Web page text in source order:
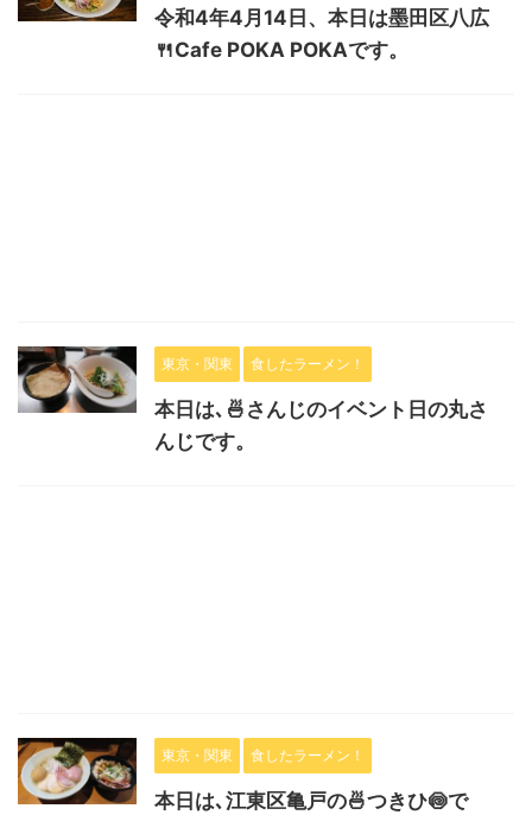
令和4年4月14日、本日は墨田区八広
🍴Cafe POKA POKAです。
東京・関東 食したラーメン！
本日は､🍜さんじのイベント日の丸さ
んじです。
東京・関東 食したラーメン！
本日は､江東区亀戸の🍜つきひ🍥で